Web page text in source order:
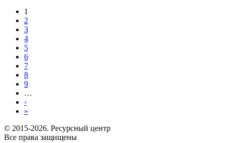
1
2
3
4
5
6
7
8
9
…
›
»
© 2015-2026. Ресурсный центр
Все права защищены